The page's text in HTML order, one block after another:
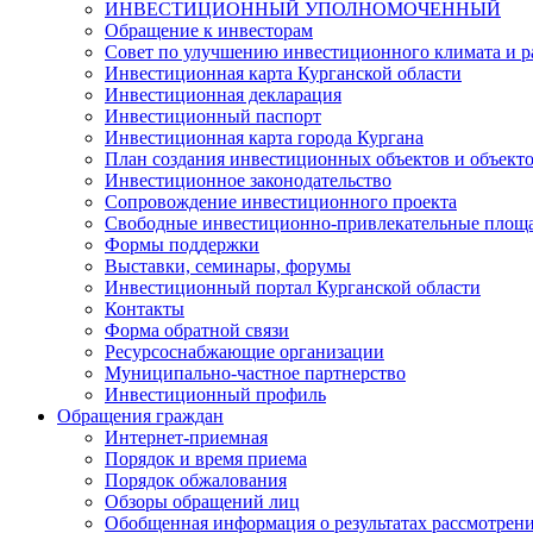
ИНВЕСТИЦИОННЫЙ УПОЛНОМОЧЕННЫЙ
Обращение к инвесторам
Совет по улучшению инвестиционного климата и
Инвестиционная карта Курганской области
Инвестиционная декларация
Инвестиционный паспорт
Инвестиционная карта города Кургана
План создания инвестиционных объектов и
Инвестиционное законодательство
Сопровождение инвестиционного проекта
Свободные инвестиционно-привлекательные
Формы поддержки
Выставки, семинары, форумы
Инвестиционный портал Курганской области
Контакты
Форма обратной связи
Ресурсоснабжающие организации
Муниципально-частное партнерство
Инвестиционный профиль
Обращения граждан
Интернет-приемная
Порядок и время приема
Порядок обжалования
Обзоры обращений лиц
Обобщенная информация о результатах